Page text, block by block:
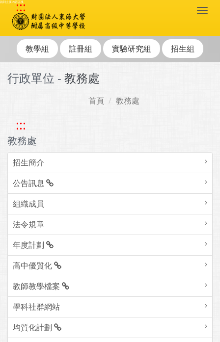
跳到主要內容區塊
:::
教學組 註冊組 實驗研究組 招生組
行政單位 - 教務處
首頁 教務處
:::
教務處
招生簡介
公告訊息
組織成員
法令規章
年度計劃
高中優質化
教師教學檔案
學科社群網站
均質化計劃